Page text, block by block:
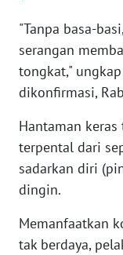
"Tanpa basa-
serangan
tongkat,"
dikonfirmasi,
Hantaman
terpental dari
sadarkan diri
dingin.
Memanfaatkan
tak berdaya,
WN
SUMBAR
SUMSEL
WN
BENGKULU
WN
LAMPUNG